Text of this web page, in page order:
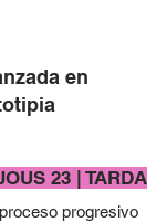
en
23 | TARDA
progresivo